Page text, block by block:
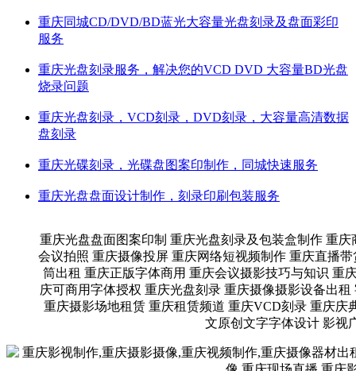
重庆同城CD/DVD/BD蓝光大容量光盘刻录及盘面彩印
服务
重庆光盘刻录服务，解决您的VCD DVD 大容量BD光盘
烧录问题
重庆光盘刻录，VCD刻录，DVD刻录，大容量高清数据
盘刻录
重庆光碟刻录，光碟盘图案印制作，同城快速服务
重庆光盘盘面设计制作，刻录印刷包装服务
重庆光盘盘面图案印制 重庆光盘刻录及包装盒制作 重
会议拍照 重庆摄像投屏 重庆网络短视频制作 重庆直播
筒出租 重庆正版字体商用 重庆会议摄影技巧与知识 重
庆可商用字体授权 重庆光盘刻录 重庆摄像摄影设备出
重庆摄影场地租赁 重庆租赁频道 重庆VCD刻录 重庆
文原创文字字体设计 影视